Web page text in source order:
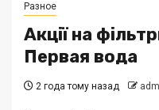
Разное
Акції на
Первая вода
2 года тому назад